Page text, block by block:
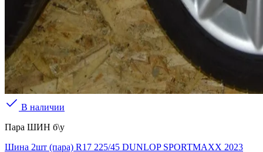
В наличии
Пара ШИН б\у
Шина 2шт (пара) R17 225/45 DUNLOP SPORTMAXX 2023